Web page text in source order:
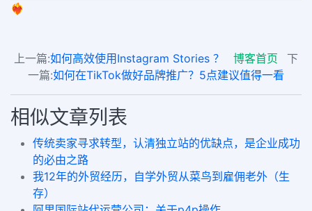
❤️‍🔥
上一篇:如何高效使用Instagram Stories ？ 博客首页
下
一篇:如何在TikTok做好品牌推广？5点建议值得一看
相似文章列表
传统卖家寻求转型，认清独立站的优缺点，是企业成功
的必由之路
我12年的外贸经历，自学外贸从菜鸟到雇佣老外（生
存）